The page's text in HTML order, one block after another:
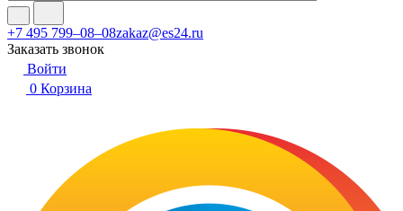
+7 495 799–08–08zakaz@es24.ru
Заказать звонок
Войти
0 Корзина